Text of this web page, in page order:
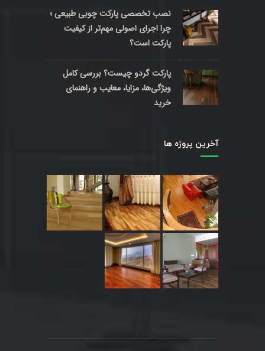
نصب تخصصی پارکت چوبی طبیعی ؛
چرا اجرای اصولی مهم‌تر از کیفیت
پارکت است؟
پارکت گردو چیست؟ بررسی کامل
ویژگی‌ها، مزایا، معایب و راهنمای
خرید
آخرین پروژه ها